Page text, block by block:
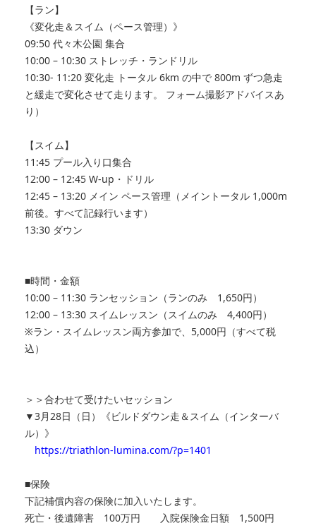
【ラン】
《変化走＆スイム（ペース管理）》
09:50 代々木公園 集合
10:00 – 10:30 ストレッチ・ランドリル
10:30- 11:20 変化走 トータル 6km の中で 800m ずつ急走
と緩走で変化させて走ります。 フォーム撮影アドバイスあ
り）
【スイム】
11:45 プール入り口集合
12:00 – 12:45 W-up・ドリル
12:45 – 13:20 メイン ペース管理（メイントータル 1,000m
前後。すべて記録行います）
13:30 ダウン
■時間・金額
10:00 – 11:30 ランセッション（ランのみ 1,650円）
12:00 – 13:30 スイムレッスン（スイムのみ 4,400円）
※ラン・スイムレッスン両方参加で、5,000円（すべて税
込）
＞＞合わせて受けたいセッション
▼3月28日（日）《ビルドダウン走＆スイム（インターバ
ル）》
https://triathlon-lumina.com/?p=1401
■保険
下記補償内容の保険に加入いたします。
死亡・後遺障害 100万円 入院保険金日額 1,500円